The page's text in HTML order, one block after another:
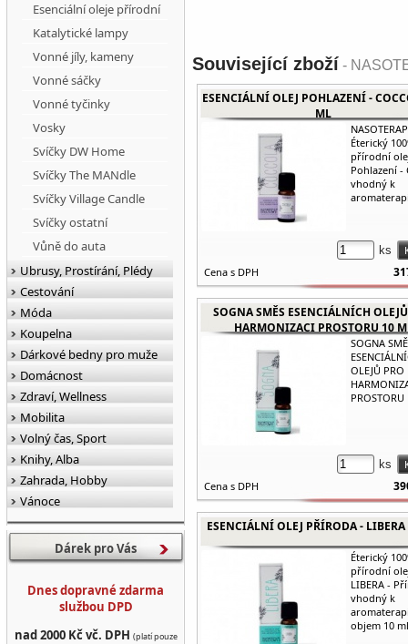
Související zboží -
ESENCIÁLNÍ OLEJ POHLAZENÍ -
ML
Éterický
přírodní
Pohlazení -
vhodný k
ks
Cena s DPH
SOGNA SMĚS ESENCIÁLNÍCH
HARMONIZACI PROSTORU 10
SOGNA
OLEJŮ PRO
ks
Cena s DPH
ESENCIÁLNÍ OLEJ PŘÍRODA -
Éterický
přírodní
LIBERA -
vhodný k
objem 10
Esenciální oleje přírodní
Katalytické lampy
Vonné jíly, kameny
Vonné sáčky
Vonné tyčinky
Vosky
Svíčky DW Home
Svíčky The MANdle
Svíčky Village Candle
Svíčky ostatní
Vůně do auta
Ubrusy, Prostírání, Plédy
Cestování
Móda
Koupelna
Dárkové bedny pro muže
Domácnost
Zdraví, Wellness
Mobilita
Volný čas, Sport
Knihy, Alba
Zahrada, Hobby
Vánoce
Dárek pro Vás
Dnes dopravné zdarma
službou DPD
nad 2000 Kč vč. DPH (platí pouze